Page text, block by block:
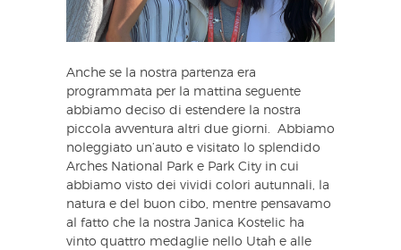
Anche se la nostra partenza era
programmata per la mattina seguente
abbiamo deciso di estendere la nostra
piccola avventura altri due giorni. Abbiamo
noleggiato un’auto e visitato lo splendido
Arches National Park e Park City in cui
abbiamo visto dei vividi colori autunnali, la
natura e del buon cibo, mentre pensavamo
al fatto che la nostra Janica Kostelic ha
vinto quattro medaglie nello Utah e alle